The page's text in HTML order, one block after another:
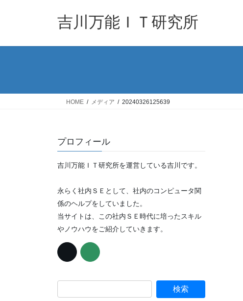
吉川万能ＩＴ研究所
HOME メディア 20240326125639
プロフィール
吉川万能ＩＴ研究所を運営している吉川です。
永らく社内ＳＥとして、社内のコンピュータ関
係のヘルプをしていました。
当サイトは、この社内ＳＥ時代に培ったスキル
やノウハウをご紹介していきます。